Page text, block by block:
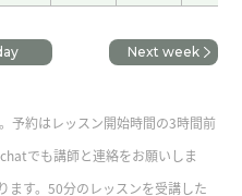
情况已经习惯。下雨
健康。( 女性 )
Next week
予約はレッスン開始時間の3時間前
でも講師と連絡をお願いしま
ます。50分のレッスンを受講した